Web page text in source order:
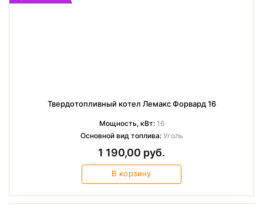
Твердотопливный котел Лемакс Форвард 16
Мощность, кВт:16
Основной вид топлива:Уголь
1 190,00 руб.
В корзину